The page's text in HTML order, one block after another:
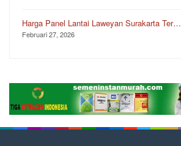
Harga Panel Lantai Laweyan Surakarta Ter…
Februari 27, 2026